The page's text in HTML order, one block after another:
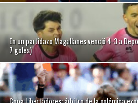
En un partidazo Magallanes venció 4-3 a
7 goles)
Copa Libertadores: árbitro de la polémica